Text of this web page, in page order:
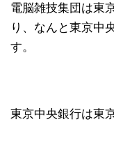
電脳雑技集団は東
り、なんと東京中
す。
東京中央銀行は東